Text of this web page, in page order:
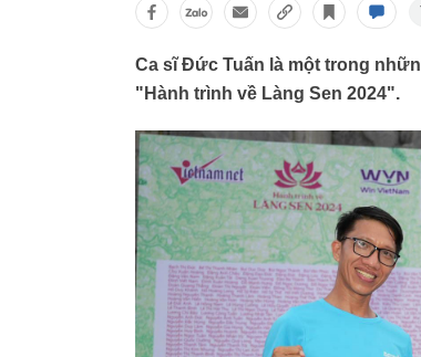
Ca sĩ Đức Tuấn là một trong
"Hành trình về Làng Sen 2024".